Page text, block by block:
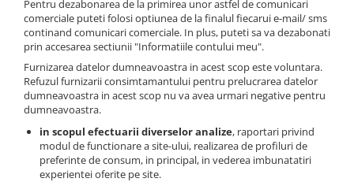
Pentru dezabonarea de la primirea unor astfel de comunicari
comerciale puteti folosi optiunea de la finalul fiecarui e-mail/ sms
continand comunicari comerciale. In plus, puteti sa va dezabonati
prin accesarea sectiunii "Informatiile contului meu".
Furnizarea datelor dumneavoastra in acest scop este voluntara.
Refuzul furnizarii consimtamantului pentru prelucrarea datelor
dumneavoastra in acest scop nu va avea urmari negative pentru
dumneavoastra.
in scopul efectuarii diverselor analize, raportari privind
modul de functionare a site-ului, realizarea de profiluri de
preferinte de consum, in principal, in vederea imbunatatiri
experientei oferite pe site.